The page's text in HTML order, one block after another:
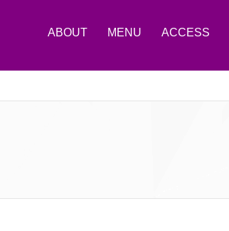
ABOUT MENU ACCESS